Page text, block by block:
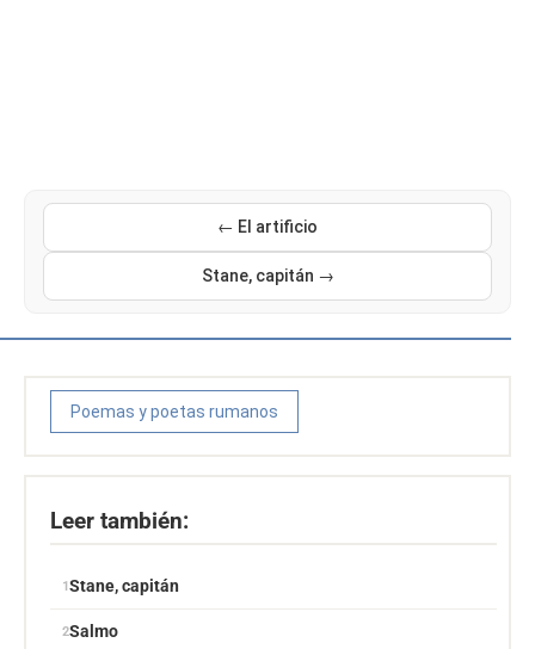
← El artificio
Stane, capitán →
Poemas y poetas rumanos
Leer también:
Stane, capitán
Salmo